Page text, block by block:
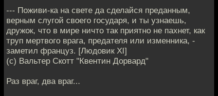
--- Поживи-ка на свете да сделайся преданным,
верным слугой своего государя, и ты узнаешь,
дружок, что в мире ничто так приятно не пахнет, как
труп мертвого врага, предателя или изменника, -
заметил француз. [Людовик XI]
(c) Вальтер Скотт "Квентин Дорвард"
Раз враг, два враг...